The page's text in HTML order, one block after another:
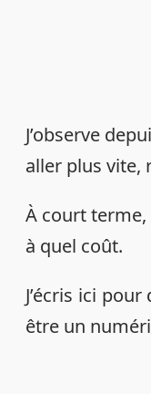
J’observe
aller plus vite,
À court
à quel coût.
J’écris ici
être un